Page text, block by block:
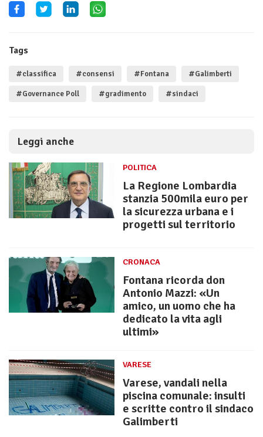
Tags
#classifica #consensi #Fontana #Galimberti
#Governance Poll #gradimento #sindaci
Leggi anche
POLITICA
La Regione Lombardia
stanzia 500mila euro per
la sicurezza urbana e i
progetti sul territorio
CRONACA
Fontana ricorda don
Antonio Mazzi: «Un
amico, un uomo che ha
dedicato la vita agli
ultimi»
VARESE
Varese, vandali nella
piscina comunale: insulti
e scritte contro il sindaco
Galimberti